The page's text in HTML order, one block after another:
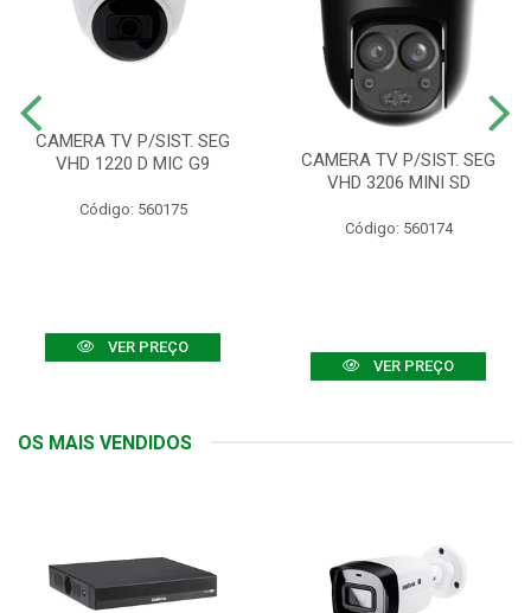
CAMERA TV P/SIST. SEG
VHD 1220 D MIC G9
Código: 560175
VER PREÇO
CAMERA TV P/SIST. SEG
VHD 3206 MINI SD
Código: 560174
VER PREÇO
OS MAIS VENDIDOS